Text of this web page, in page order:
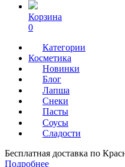
Корзина
0
Категории
Косметика
Новинки
Блог
Лапша
Снеки
Пасты
Соусы
Сладости
Бесплатная доставка по
Подробнее